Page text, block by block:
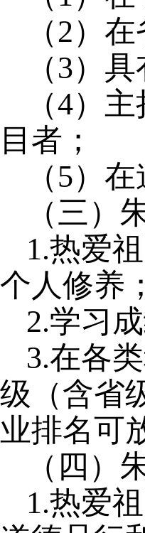
（2）
（3）
（4）
目者；
（5）
（三）
1.热爱
个人修养；
2.学习
3.在各
级（含省
业排名可
（四）
1.热爱